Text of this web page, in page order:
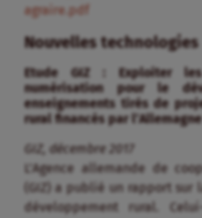
agraire.pdf
Nouvelles technologies
Etude GIZ : Exploiter
numérisation pour le
enseignements tirés de
rural financés par l’Allemagne
GIZ, décembre 2017
L’Agence allemande de
(GIZ) a publié un rapport
développement rural.